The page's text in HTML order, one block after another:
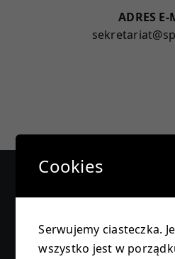
ADRES
Cookies
Serwujemy ciasteczka.
wszystko jest w